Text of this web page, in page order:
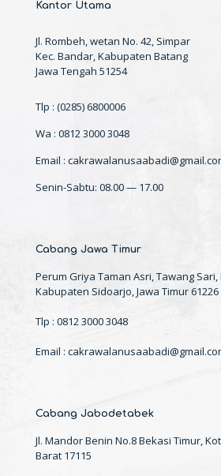
Kantor Utama
Jl. Rombeh, wetan No. 42, Simpar
Kec. Bandar, Kabupaten Batang
Jawa Tengah 51254
Tlp : (0285) 6800006
Wa : 0812 3000 3048
Email :
Senin-Sabtu: 08.00 — 17.00
Cabang Jawa Timur
Perum Griya Taman Asri, Tawang Sari,
Kabupaten Sidoarjo, Jawa Timur 61226
Tlp : 0812 3000 3048
Email :
Cabang Jabodetabek
Jl. Mandor Benin No.8 Bekasi Timur,
Barat 17115